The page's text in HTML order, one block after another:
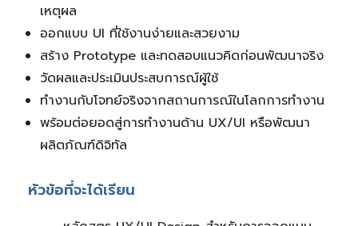
เหตุผล
ออกแบบ UI ที่ใช้งานง่ายและสวยงาม
สร้าง Prototype และทดสอบแนวคิดก่อนพัฒนาจริง
วัดผลและประเมินประสบการณ์ผู้ใช้
ทำงานกับโจทย์จริงจากสถานการณ์ในโลกการทำงาน
พร้อมต่อยอดสู่การทำงานด้าน UX/UI หรือพัฒนา
ผลิตภัณฑ์ดิจิทัล
หัวข้อที่จะได้เรียน